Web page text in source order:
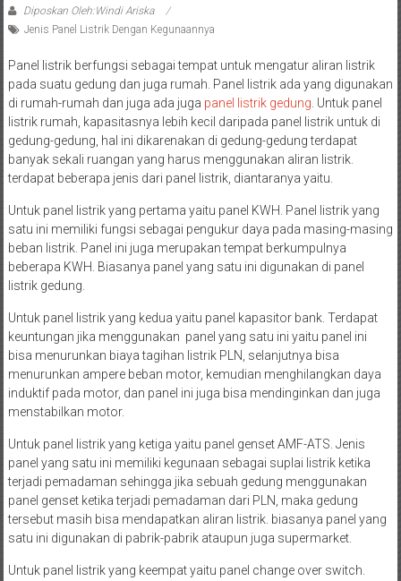
Diposkan Oleh:Windi Ariska
Jenis Panel Listrik Dengan Kegunaannya
Panel listrik berfungsi sebagai tempat untuk mengatur aliran listrik
pada suatu gedung dan juga rumah. Panel listrik ada yang digunakan
di rumah-rumah dan juga ada juga panel listrik gedung . Untuk panel
listrik rumah, kapasitasnya lebih kecil daripada panel listrik untuk di
gedung-gedung, hal ini dikarenakan di gedung-gedung terdapat
banyak sekali ruangan yang harus menggunakan aliran listrik.
terdapat beberapa jenis dari panel listrik, diantaranya yaitu.
Untuk panel listrik yang pertama yaitu panel KWH. Panel listrik yang
satu ini memiliki fungsi sebagai pengukur daya pada masing-masing
beban listrik. Panel ini juga merupakan tempat berkumpulnya
beberapa KWH. Biasanya panel yang satu ini digunakan di panel
listrik gedung.
Untuk panel listrik yang kedua yaitu panel kapasitor bank. Terdapat
keuntungan jika menggunakan panel yang satu ini yaitu panel ini
bisa menurunkan biaya tagihan listrik PLN, selanjutnya bisa
menurunkan ampere beban motor, kemudian menghilangkan daya
induktif pada motor, dan panel ini juga bisa mendinginkan dan juga
menstabilkan motor.
Untuk panel listrik yang ketiga yaitu panel genset AMF-ATS. Jenis
panel yang satu ini memiliki kegunaan sebagai suplai listrik ketika
terjadi pemadaman sehingga jika sebuah gedung menggunakan
panel genset ketika terjadi pemadaman dari PLN, maka gedung
tersebut masih bisa mendapatkan aliran listrik. biasanya panel yang
satu ini digunakan di pabrik-pabrik ataupun juga supermarket.
Untuk panel listrik yang keempat yaitu panel change over switch.